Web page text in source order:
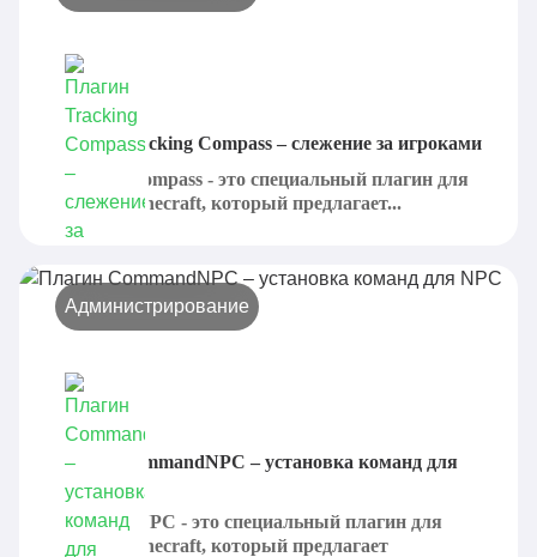
Плагин Tracking Compass – слежение за игроками
Tracking Compass - это специальный плагин для
сервера Minecraft, который предлагает...
Администрирование
Плагин CommandNPC – установка команд для
NPC
CommandNPC - это специальный плагин для
сервера Minecraft, который предлагает